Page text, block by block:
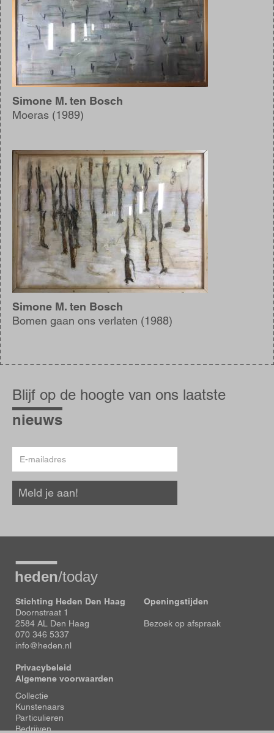
Simone M. ten Bosch
Moeras (1989)
Afbeelding
Simone M. ten Bosch
Bomen gaan ons verlaten (1988)
op
de
hoogte
Blijf op de hoogte van ons laatste
nieuws
mailadres
Meld je aan!
Stichting Heden Den Haag
Doornstraat 1
2584 AL Den Haag
070 346 5337
info@heden.nl
Privacybeleid
Algemene voorwaarden
Openingstijden
Bezoek op afspraak
Voet
Collectie
Kunstenaars
Particulieren
Bedrijven